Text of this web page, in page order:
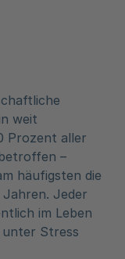
weit
Prozent aller
–
häufigsten die
Jeder
im Leben
unter Stress